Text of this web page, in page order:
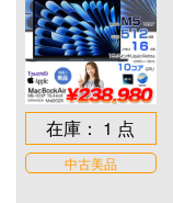
在庫： 1 点
中古美品